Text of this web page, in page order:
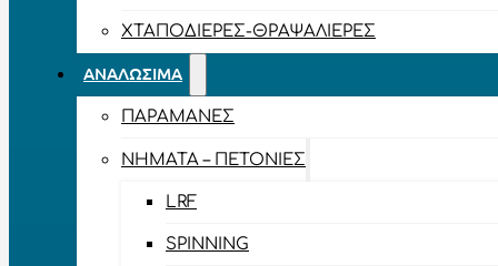
ΧΤΑΠΟΔΙΈΡΕΣ-ΘΡΑΨΑΛΙΈΡΕΣ
ΑΝΑΛΏΣΙΜΑ
ΠΑΡΑΜΆΝΕΣ
ΝΉΜΑΤΑ – ΠΕΤΟΝΙΈΣ
LRF
SPINNING